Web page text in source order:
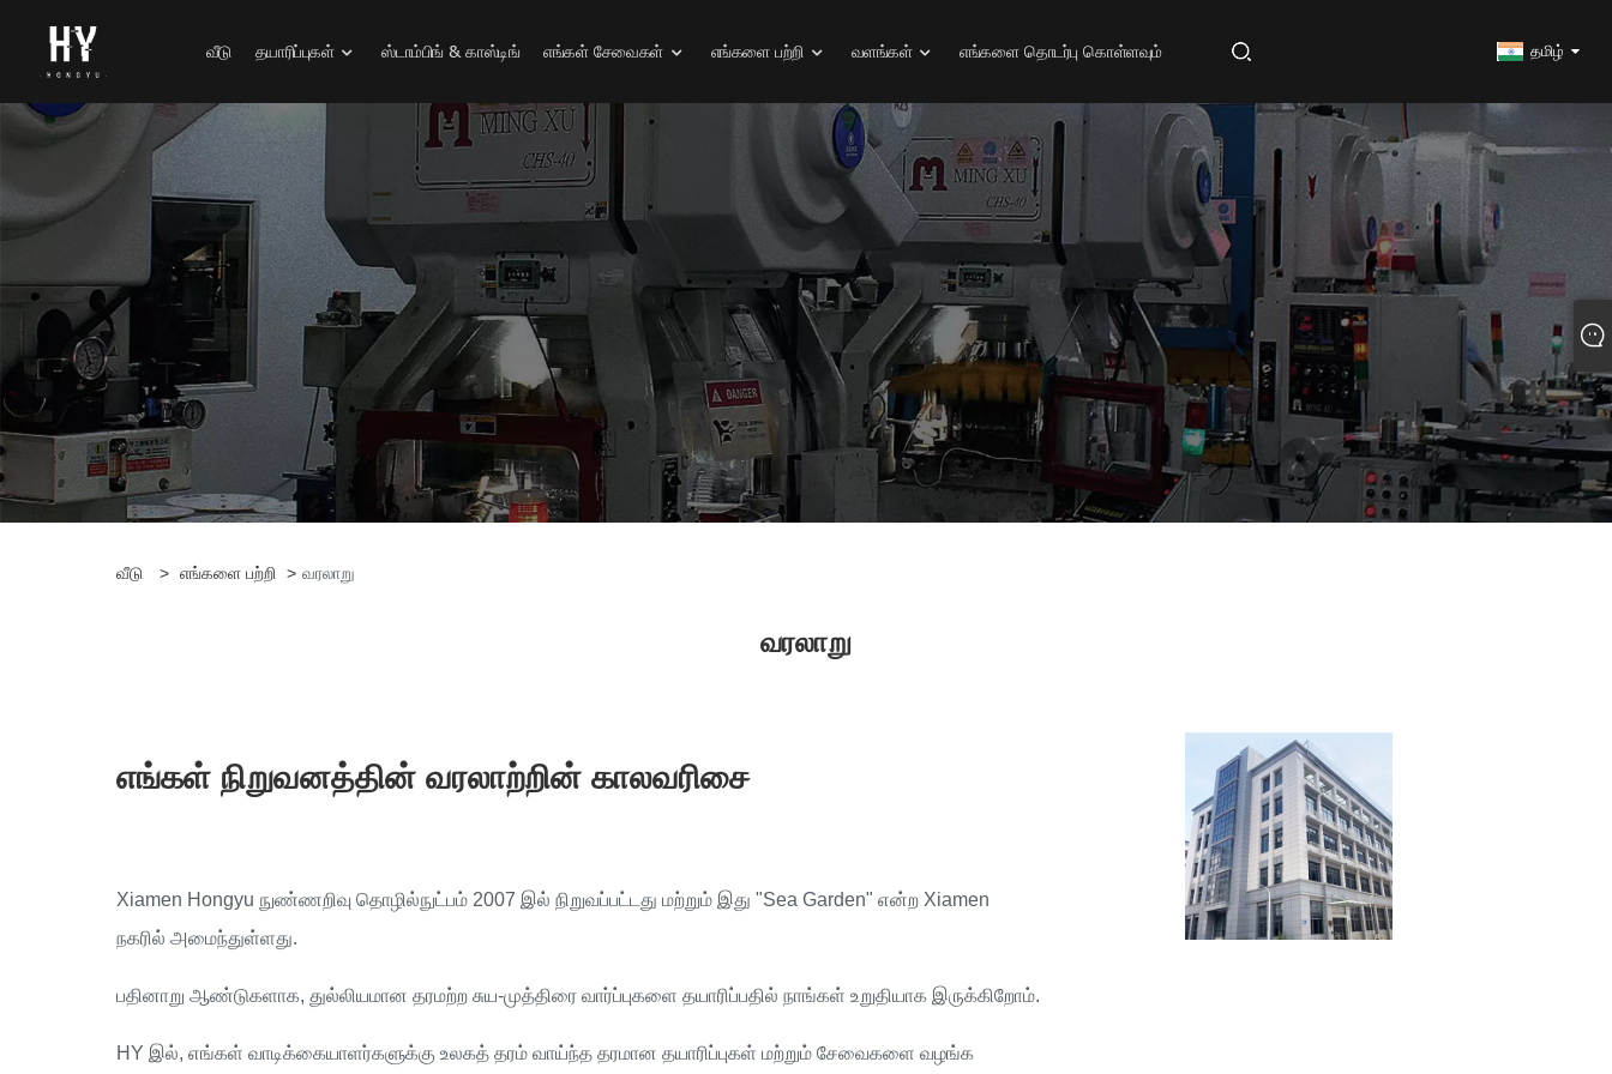
வீடு தயாரிப்புகள் ஸ்டாம்பிங் & காஸ்டிங் எங்கள் சேவைகள் எங்களை பற்றி வளங்கள் எங்களை தொடர்பு கொள்ளவும் தமிழ்
வீடு > எங்களை பற்றி > வரலாறு
வரலாறு
எங்கள் நிறுவனத்தின் வரலாற்றின் காலவரிசை
Xiamen Hongyu நுண்ணறிவு தொழில்நுட்பம் 2007 இல் நிறுவப்பட்டது மற்றும் இது "Sea Garden" என்ற Xiamen
நகரில் அமைந்துள்ளது.
பதினாறு ஆண்டுகளாக, துல்லியமான தரமற்ற சுய-முத்திரை வார்ப்புகளை தயாரிப்பதில் நாங்கள் உறுதியாக இருக்கிறோம்.
HY இல், எங்கள் வாடிக்கையாளர்களுக்கு உலகத் தரம் வாய்ந்த தரமான தயாரிப்புகள் மற்றும் சேவைகளை வழங்க